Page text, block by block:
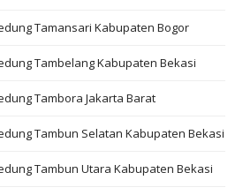
Tamansari Kabupaten Bogor
Tambelang Kabupaten Bekasi
Tambora Jakarta Barat
Tambun Selatan Kabupaten Bekasi
Tambun Utara Kabupaten Bekasi